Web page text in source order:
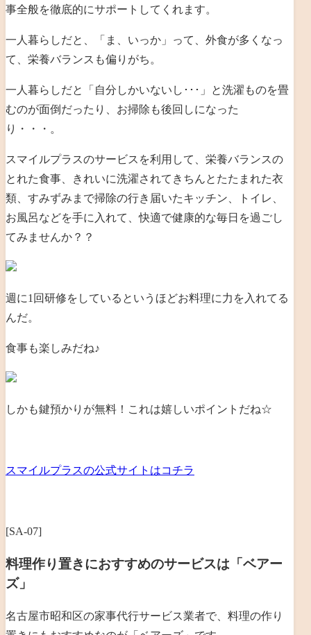
事全般を徹底的にサポートしてくれます。
一人暮らしだと、「ま、いっか」って、外食が多くなっ
て、栄養バランスも偏りがち。
一人暮らしだと「自分しかいないし･･･」と洗濯ものを畳
むのが面倒だったり、お掃除も後回しになった
り・・・。
スマイルプラスのサービスを利用して、栄養バランスの
とれた食事、きれいに洗濯されてきちんとたたまれた衣
類、すみずみまで掃除の行き届いたキッチン、トイレ、
お風呂などを手に入れて、快適で健康的な毎日を過ごし
てみませんか？？
週に1回研修をしているというほどお料理に力を入れてる
んだ。
食事も楽しみだね♪
しかも鍵預かりが無料！これは嬉しいポイントだね☆
スマイルプラスの公式サイトはコチラ
[SA-07]
料理作り置きにおすすめのサービスは「ベアー
ズ」
名古屋市昭和区の家事代行サービス業者で、料理の作り